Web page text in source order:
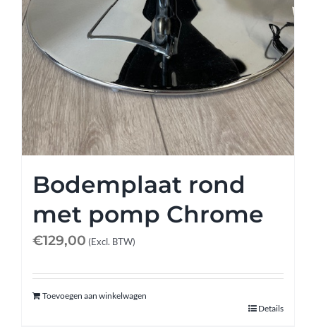
Bodemplaat rond
met pomp Chrome
€129,00 (Excl. BTW)
Toevoegen aan winkelwagen
Details